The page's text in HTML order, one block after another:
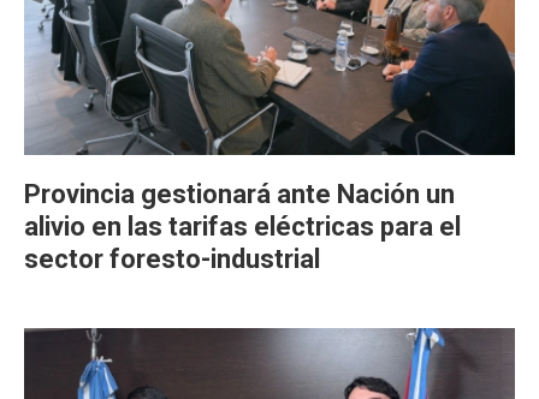
Provincia gestionará ante Nación un
alivio en las tarifas eléctricas para el
sector foresto-industrial